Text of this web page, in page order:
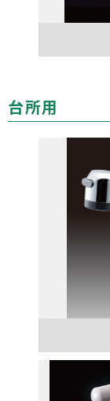
台所用